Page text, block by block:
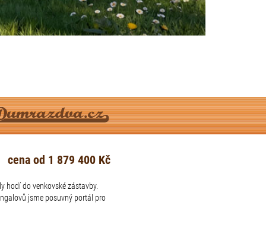
cena od 1 879 400 Kč
hodí do venkovské zástavby.
jsme posuvný portál pro